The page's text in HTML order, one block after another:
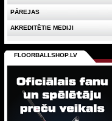
PĀREJAS
AKREDITĒTIE MEDIJI
FLOORBALLSHOP.LV